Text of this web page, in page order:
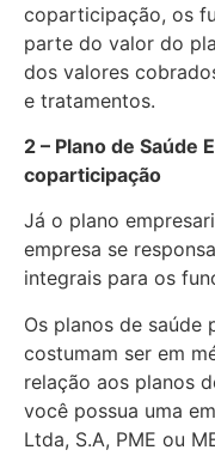
coparticipação, os
parte do valor do
dos valores
e tratamentos.
2 – Plano de Saúde
coparticipação
Já o plano
empresa se
integrais para os
Os planos de saúde
costumam ser em
relação aos planos
você possua uma
Ltda, S.A, PME ou